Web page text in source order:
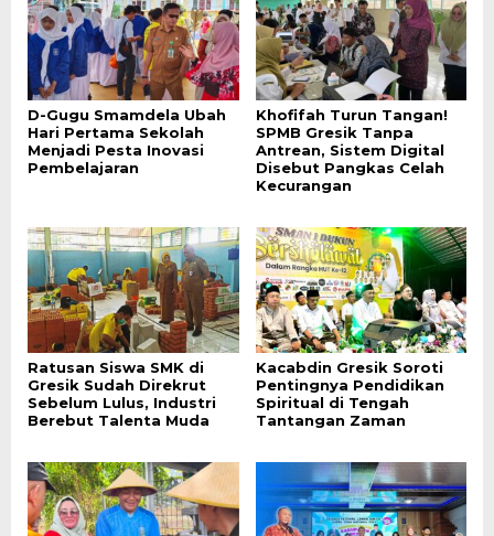
D-Gugu Smamdela Ubah
Hari Pertama Sekolah
Menjadi Pesta Inovasi
Pembelajaran
Khofifah Turun Tangan!
SPMB Gresik Tanpa
Antrean, Sistem Digital
Disebut Pangkas Celah
Kecurangan
Ratusan Siswa SMK di
Gresik Sudah Direkrut
Sebelum Lulus, Industri
Berebut Talenta Muda
Kacabdin Gresik Soroti
Pentingnya Pendidikan
Spiritual di Tengah
Tantangan Zaman